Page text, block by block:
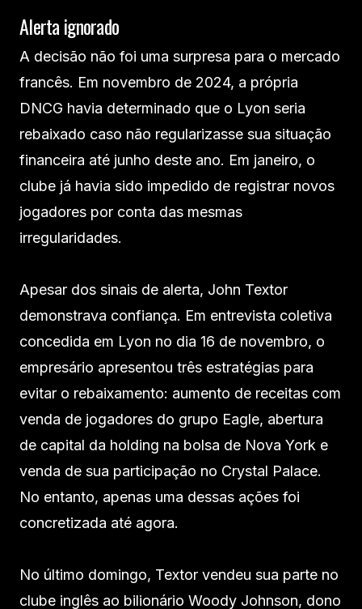
Alerta ignorado
A decisão não foi uma surpresa para o mercado
francês. Em novembro de 2024, a própria
DNCG havia determinado que o Lyon seria
rebaixado caso não regularizasse sua situação
financeira até junho deste ano. Em janeiro, o
clube já havia sido impedido de registrar novos
jogadores por conta das mesmas
irregularidades.
Apesar dos sinais de alerta, John Textor
demonstrava confiança. Em entrevista coletiva
concedida em Lyon no dia 16 de novembro, o
empresário apresentou três estratégias para
evitar o rebaixamento: aumento de receitas com
venda de jogadores do grupo Eagle, abertura
de capital da holding na bolsa de Nova York e
venda de sua participação no Crystal Palace.
No entanto, apenas uma dessas ações foi
concretizada até agora.
No último domingo, Textor vendeu sua parte no
clube inglês ao bilionário Woody Johnson, dono